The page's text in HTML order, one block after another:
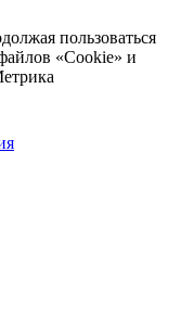
пользоваться
«Cookie» и